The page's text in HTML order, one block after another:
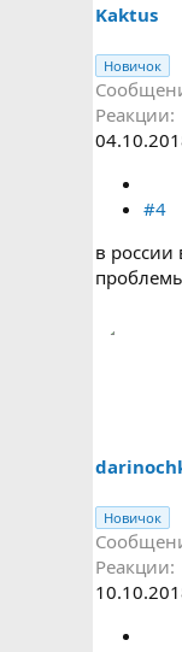
Kaktus
Новичок
Реакции
#4
в россии
Новичок
Реакции